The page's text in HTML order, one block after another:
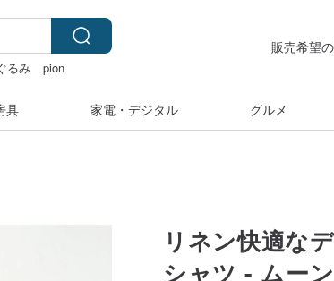
るみ
pion
販売希望
具 家電・デジタル グルメ
リネン快適な
シャツ - ムー